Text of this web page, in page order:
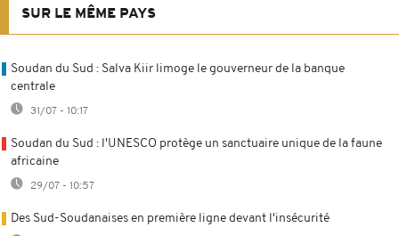
SUR LE MÊME PAYS
Soudan du Sud : Salva Kiir limoge le gouverneur de la banque
centrale
31/07 - 10:17
Soudan du Sud : l'UNESCO protège un sanctuaire unique de la faune
africaine
29/07 - 10:57
Des Sud-Soudanaises en première ligne devant l'insécurité